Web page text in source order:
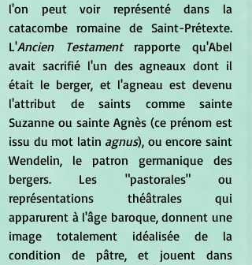
l'on peut voir représenté dans la
catacombe romaine de Saint-Prétexte.
L'Ancien Testament rapporte qu'Abel
avait sacrifié l'un des agneaux dont il
était le berger, et l'agneau est devenu
l'attribut de saints comme sainte
Suzanne ou sainte Agnès (ce prénom est
issu du mot latin agnus), ou encore saint
Wendelin, le patron germanique des
bergers. Les "pastorales" ou
représentations théâtrales qui
apparurent à l'âge baroque, donnent une
image totalement idéalisée de la
condition de pâtre, et jouent dans